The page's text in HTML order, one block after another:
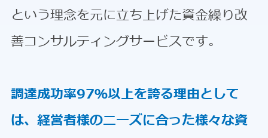
という理念を元に立ち上げた資金繰り改
善コンサルティングサービスです。
調達成功率97％以上を誇る理由として
は、経営者様のニーズに合った様々な資